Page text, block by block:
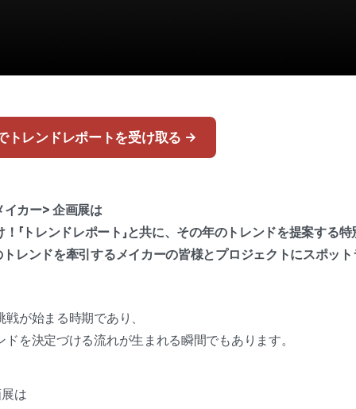
トレンドレポートを受け取る →
カー> 企画展は
「トレンドレポート」と共に、その年のトレンドを提案する
レンドを牽引するメイカーの皆様とプロジェクトにスポッ
が始まる時期であり、
を決定づける流れが生まれる瞬間でもあります。
展は